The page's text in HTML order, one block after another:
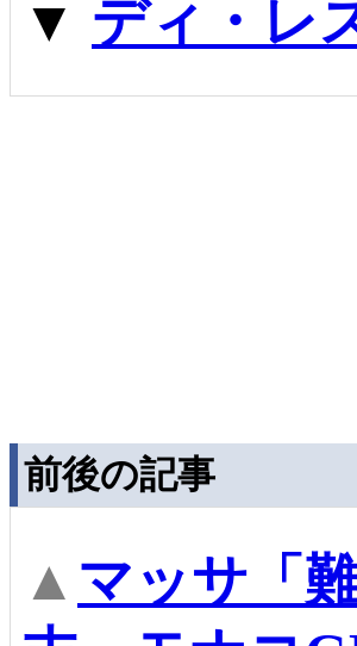
▼ ディ・レ
前後の記事
▲ マッサ「